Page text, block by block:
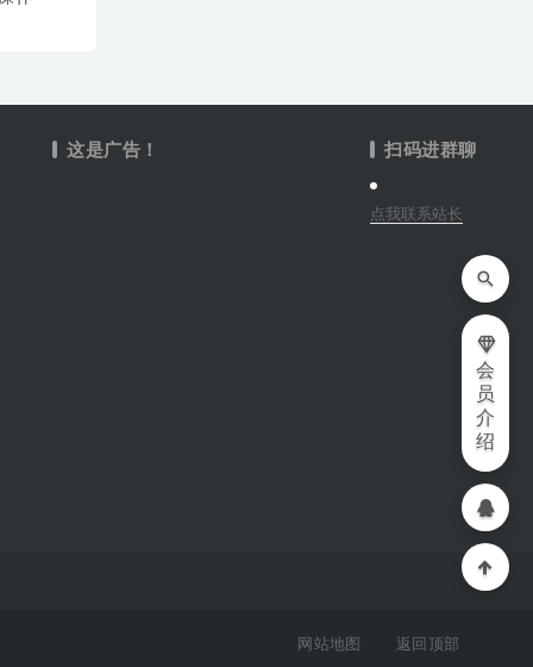
这是广告！ 扫码进群聊
点我联系站长
网站地图 返回顶部
会
员
介
绍